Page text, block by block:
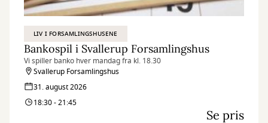
LIV I FORSAMLINGSHUSENE
Bankospil i Svallerup Forsamlingshus
Vi spiller banko hver mandag fra kl. 18.30
Svallerup Forsamlingshus
31. august 2026
18:30 - 21:45
Se pris